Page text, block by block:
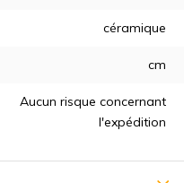
céramique
cm
Aucun risque concernant
l'expédition